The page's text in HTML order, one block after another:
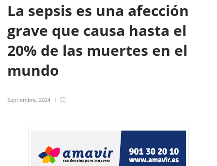
La sepsis es una afección
grave que causa hasta el
20% de las muertes en el
mundo
Septiembre, 2024